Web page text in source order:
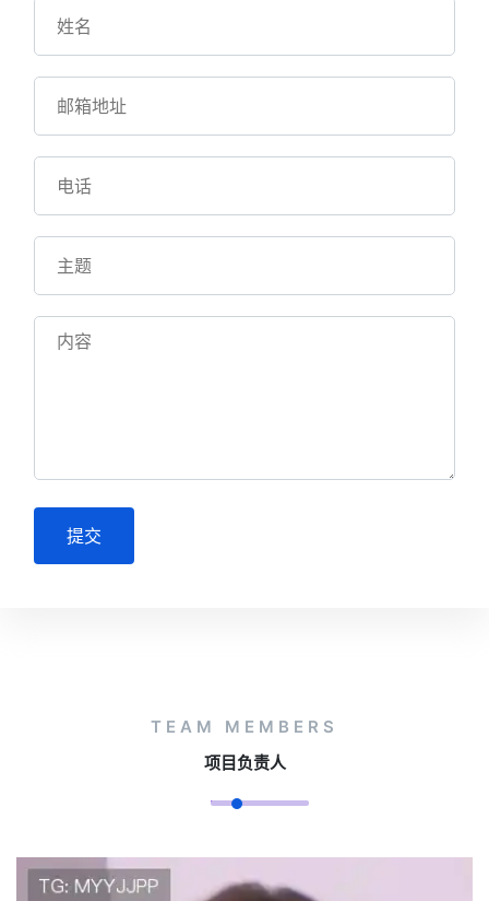
提交
TEAM MEMBERS
项目负责人